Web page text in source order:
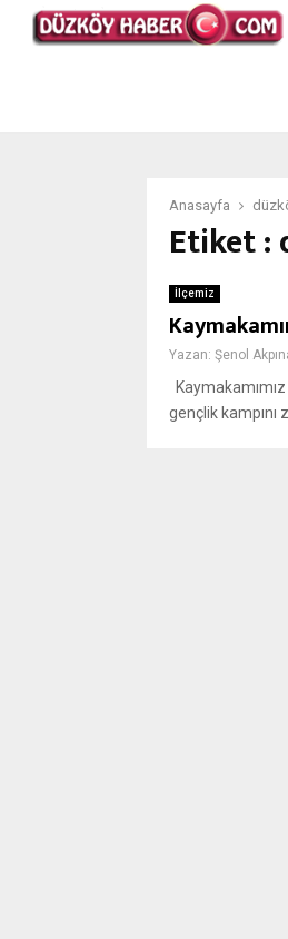
Anasayfa
Etiket :
İlçemiz
Yazan: Şenol
gençlik kampını